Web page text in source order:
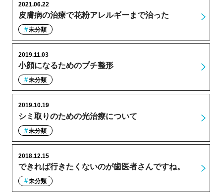
皮膚病の治療で花粉アレルギーまで治った
2021.06.22
未分類
小顔になるためのプチ整形
2019.11.03
未分類
シミ取りのための光治療について
2019.10.19
未分類
できれば行きたくないのが歯医者さんですね。
2018.12.15
未分類